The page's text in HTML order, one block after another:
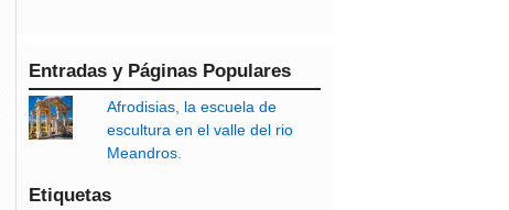
Entradas y Páginas Populares
Afrodisias, la escuela de
escultura en el valle del rio
Meandros.
Etiquetas